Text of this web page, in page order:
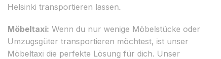
Helsinki transportieren lassen.
Möbeltaxi: Wenn du nur wenige Möbelstücke oder
Umzugsgüter transportieren möchtest, ist unser
Möbeltaxi die perfekte Lösung für dich. Unser